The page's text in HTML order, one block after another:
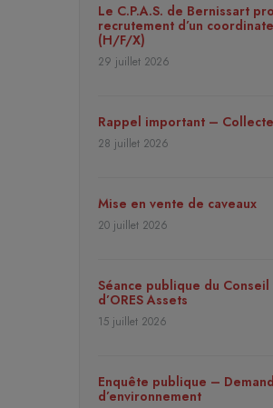
Le C.P.A.S. de Bernissart
recrutement d’un
(H/F/X)
29 juillet 2026
Rappel important –
28 juillet 2026
Mise en vente de caveaux
20 juillet 2026
Séance publique du Conseil
d’ORES Assets
15 juillet 2026
Enquête publique –
d’environnement